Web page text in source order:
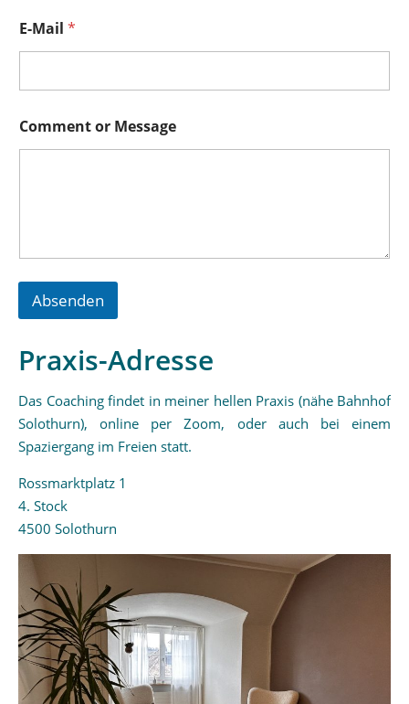
C
o
n
t
C
t
E-Mail *
Comment or Message
Absenden
Praxis-Adresse
Das Coaching findet in meiner hellen Praxis (nähe Bahnhof
Solothurn), online per Zoom, oder auch bei einem
Spaziergang im Freien statt.
Rossmarktplatz 1
4. Stock
4500 Solothurn